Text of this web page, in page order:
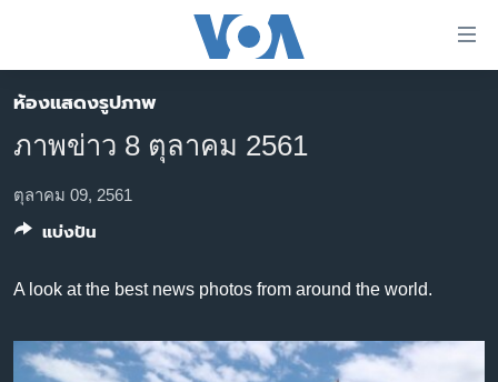
ต่อ
ไป
หลัก
ข้าม
หน้า
ข้าม
หน้าหลัก
โลก
เอเชีย
สหรัฐฯ
ไทย
วิทยาศาสตร์
ห้องแสดงรูปภาพ
ภาพข่าว 8 ตุลาคม 2561
ตุลาคม 09, 2561
A look at the best news photos from around the world.
แบ่งปัน